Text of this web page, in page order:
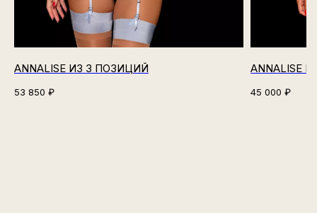
ANNALISE ИЗ 3 ПОЗИЦИЙ
53 850 ₽
ANNALISE
45 000 ₽